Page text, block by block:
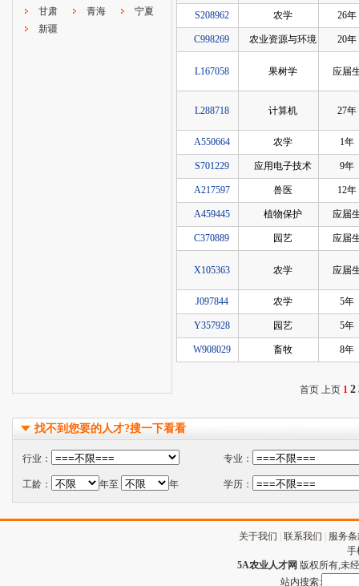
甘肃
青海
宁夏
新疆
S208962 农学 26年
C998269 农业资源与环境 20年
L167058 果树学 应届
L288718 计算机 27年
A550664 农学 1年
S701229 应用电子技术 9年
A217597 兽医 12年
A459445 植物保护 应届
C370889 园艺 应届
X105363 农学 应届
J097844 农学 5年
Y357928 园艺 5年
W908029 畜牧 8年
首页 上页 1 2
找不到您要的人才?搜一下看看
行业： 专业：
工龄： 年至 年 学历：
关于我们 联系我们
服务
手
5A农业人才网 版权所有,未
站内搜索: